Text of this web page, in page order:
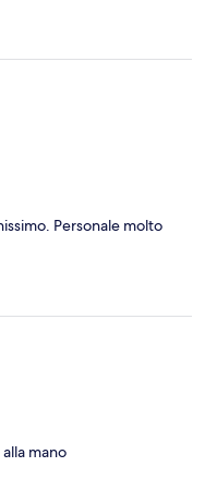
Personale molto
mano